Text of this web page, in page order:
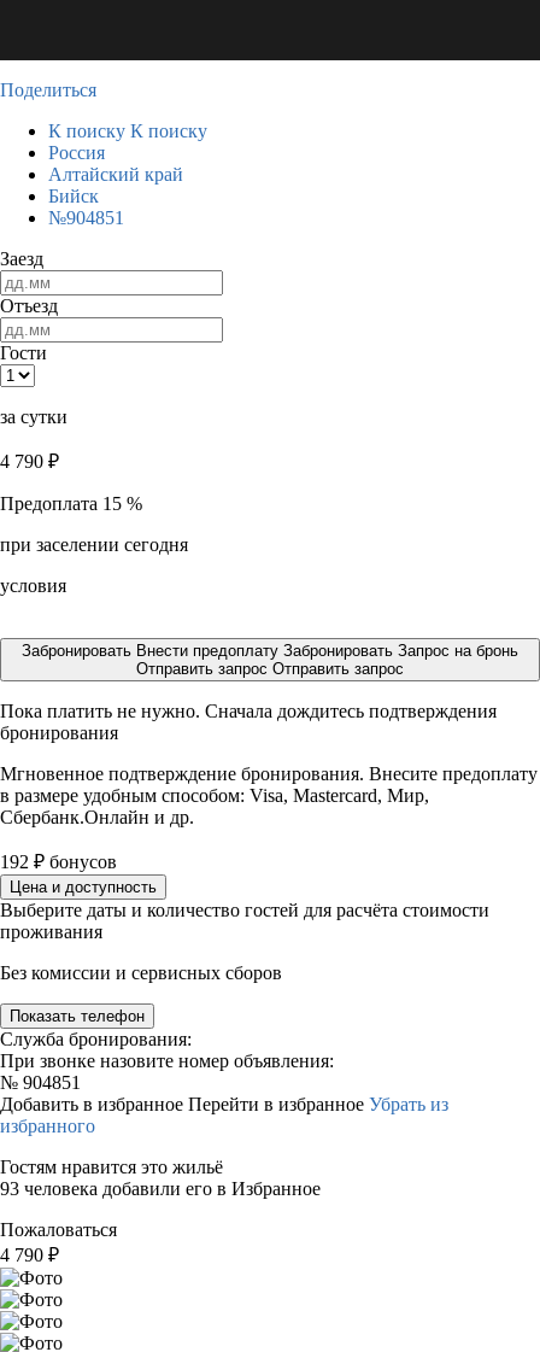
Поделиться
К поиску К поиску
Россия
Алтайский край
Бийск
№904851
Заезд
Отъезд
Гости
за сутки
4 790 ₽
Предоплата 15 %
при заселении сегодня
условия
Забронировать Внести предоплату Забронировать Запрос на бронь
Отправить запрос Отправить запрос
Пока платить не нужно. Сначала дождитесь подтверждения
бронирования
Мгновенное подтверждение бронирования. Внесите предоплату
в размере удобным способом: Visa, Mastercard, Мир,
Сбербанк.Онлайн и др.
192 ₽ бонусов
Цена и доступность
Выберите даты и количество гостей для расчёта стоимости
проживания
Без комиссии и сервисных сборов
Показать телефон
Служба бронирования:
При звонке назовите номер объявления:
№ 904851
Добавить в избранное Перейти в избранное Убрать из
избранного
Гостям нравится это жильё
93 человека добавили его в Избранное
Пожаловаться
4 790 ₽